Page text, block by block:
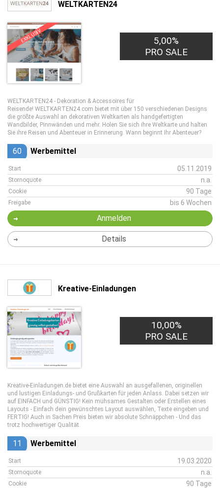
WELTKARTEN24
EXKLUSIV
5,00%
PRO SALE
WELTKARTEN24 - Dekoration & Accessoires für
Reisende! WELTKARTEN24.com bietet mit über 150 verschiedenen Designs
die größte Auswahl an dekorativen Weltkarten als handgefertigten
Wandbilder, Pinnwänden und mehr. Holen Sie sich ihre Weltkarte und halten
Sie ihre Reisen und Abenteuer in Erinnerung. Wann beginnt Ihr Abenteuer?
60 Werbemittel
Start 05.11.2019
Stornoquote n.a.
Cookie 90 Tage
Freigabe bis 6 Wochen
Anmelden
Details
Kreative-Einladungen
10,00%
PRO SALE
Kreative-Einladungen.de bietet eine Auswahl an ausgefallenen, originellen
und lustigen Einladungs- und Grußkarten für jeden Anlass. Dabei setzen wir
auf EINFACH und GÜNSTIG! Kein mühsames Gestalten oder Erstellen eines
Layouts - Einfach dein gewünschtes Layout auswählen, Texte eingeben und
FERTIG! Auch in Sachen Preis bieten wir absolute Schnäppchen - Und das
trotz hochwertiger Qualität.
11 Werbemittel
Start 19.03.2020
Stornoquote n.a.
Cookie 90 Tage